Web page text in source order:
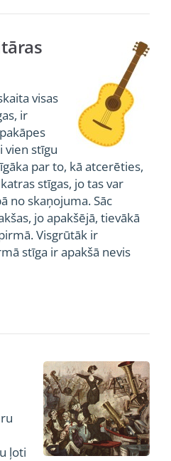
visas
ir
vien stīgu
par to, kā atcerēties,
stīgas, jo tas var
no skaņojuma. Sāc
jo apakšējā, tievākā
Visgrūtāk ir
stīga ir apakšā nevis
ļoti